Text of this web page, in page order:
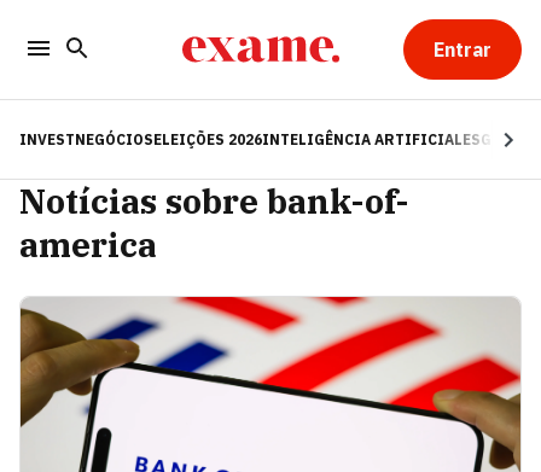
Entrar
INVESTNEGÓCIOSELEIÇÕES 2026INTELIGÊNCIA ARTIFICIALESG
Notícias sobre bank-of-
america